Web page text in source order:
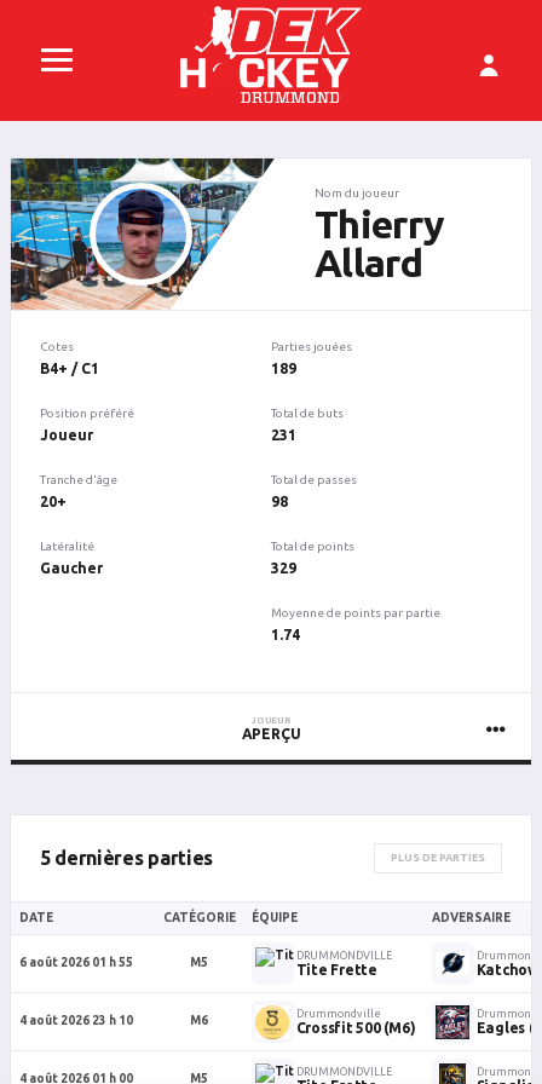
Nom du joueur
Thierry
Allard
Cotes
B4+ / C1
Position préféré
Joueur
Tranche d'âge
20+
Latéralité
Gaucher
Parties jouées
189
Total de buts
231
Total de passes
98
Total de points
329
Moyenne de points par partie
1.74
JOUEUR
APERÇU
5 dernières parties PLUS DE PARTIES
DATE CATÉGORIE ÉQUIPE ADVERSAIRE
6 août 2026 01 h 55 M5
DRUMMONDVILLE
Tite Frette
4 août 2026 23 h 10 M6
Drummondville
Crossfit 500 (M6) Eagles
4 août 2026 01 h 00 M5
DRUMMONDVILLE